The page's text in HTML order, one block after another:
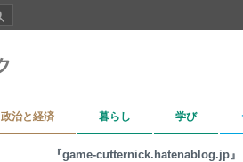
政治と経済 暮らし 学び
『game-cutternick.hatenablog.jp』